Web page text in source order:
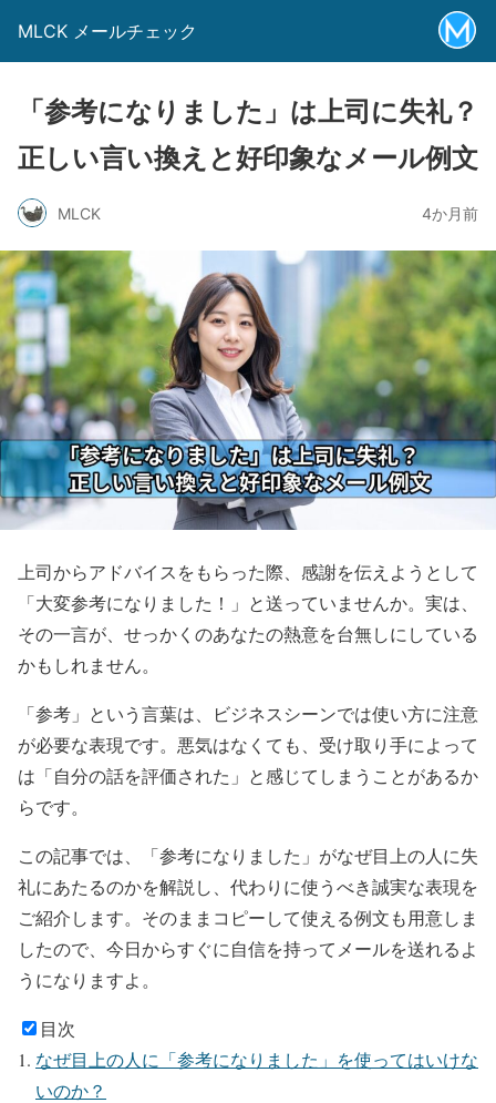
MLCK メールチェック
「参考になりました」は上司に失礼？
正しい言い換えと好印象なメール例文
MLCK 4か月前
上司からアドバイスをもらった際、感謝を伝えようとして
「大変参考になりました！」と送っていませんか。実は、
その一言が、せっかくのあなたの熱意を台無しにしている
かもしれません。
「参考」という言葉は、ビジネスシーンでは使い方に注意
が必要な表現です。悪気はなくても、受け取り手によって
は「自分の話を評価された」と感じてしまうことがあるか
らです。
この記事では、「参考になりました」がなぜ目上の人に失
礼にあたるのかを解説し、代わりに使うべき誠実な表現を
ご紹介します。そのままコピーして使える例文も用意しま
したので、今日からすぐに自信を持ってメールを送れるよ
うになりますよ。
目次
なぜ目上の人に「参考になりました」を使ってはいけな
いのか？